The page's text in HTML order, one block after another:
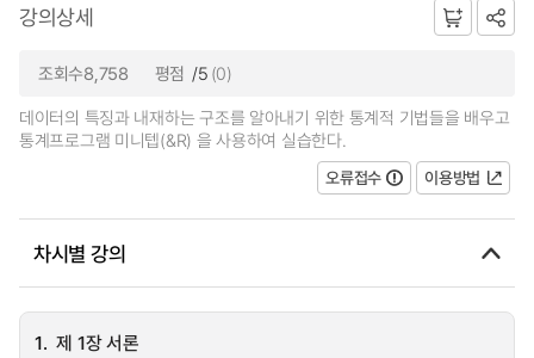
강의상세
조회수8,758 평점 /5 (0)
데이터의 특징과 내재하는 구조를 알아내기 위한 통계적 기법들을 배우고
통계프로그램 미니텝(&R) 을 사용하여 실습한다.
오류접수
이용방법
차시별 강의
1. 제 1장 서론